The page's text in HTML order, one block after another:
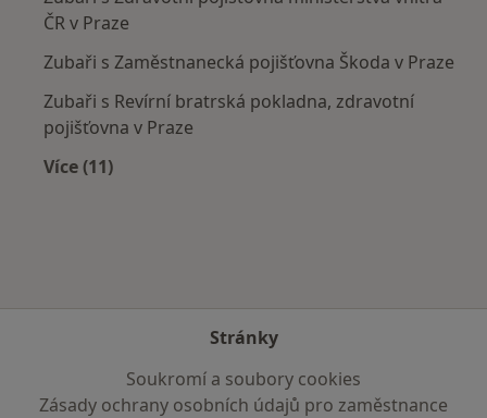
ČR v Praze
Zubaři s Zaměstnanecká pojišťovna Škoda v Praze
Zubaři s Revírní bratrská pokladna, zdravotní
pojišťovna v Praze
Více (11)
Stránky
Soukromí a soubory cookies
Zásady ochrany osobních údajů pro zaměstnance